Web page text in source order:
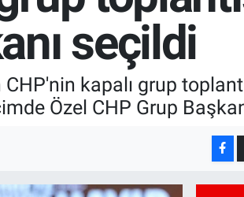
seçildi
kapalı grup
Özel CHP Grup